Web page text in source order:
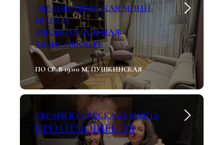
ТЕРАПЕВТИЧЕСКАЯ МИНИ-
ГРУППА
ЭМОЦИОНАЛЬНАЯ
ЗАВИСИМОСТЬ
ПО СР. В 19:00 М. ПУШКИНСКАЯ
ТЕРАПЕВТИЧЕСКАЯ ГРУППА
ПРО ОТНОШЕНИЯ